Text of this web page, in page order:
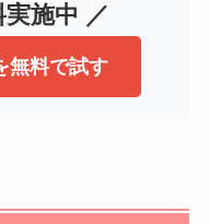
施中 ／
無料で試す